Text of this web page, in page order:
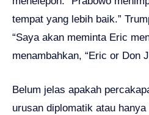
tempat yang lebih baik.”
“Saya akan meminta Eric
menambahkan, “Eric or Don
Belum jelas apakah
urusan diplomatik atau